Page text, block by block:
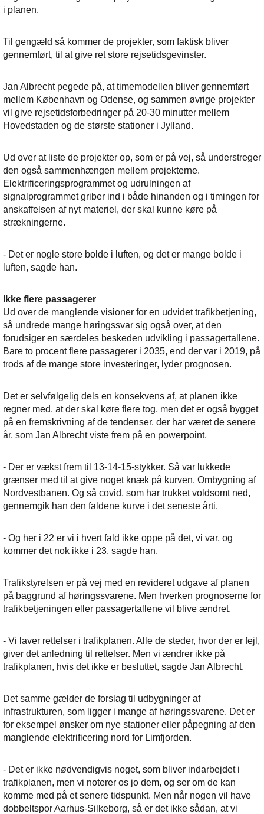
i planen.
Til gengæld så kommer de projekter, som faktisk bliver
gennemført, til at give ret store rejsetidsgevinster.
Jan Albrecht pegede på, at timemodellen bliver gennemført
mellem København og Odense, og sammen øvrige projekter
vil give rejsetidsforbedringer på 20-30 minutter mellem
Hovedstaden og de største stationer i Jylland.
Ud over at liste de projekter op, som er på vej, så understreger
den også sammenhængen mellem projekterne.
Elektrificeringsprogrammet og udrulningen af
signalprogrammet griber ind i både hinanden og i timingen for
anskaffelsen af nyt materiel, der skal kunne køre på
strækningerne.
- Det er nogle store bolde i luften, og det er mange bolde i
luften, sagde han.
Ikke flere passagerer
Ud over de manglende visioner for en udvidet trafikbetjening,
så undrede mange høringssvar sig også over, at den
forudsiger en særdeles beskeden udvikling i passagertallene.
Bare to procent flere passagerer i 2035, end der var i 2019, på
trods af de mange store investeringer, lyder prognosen.
Det er selvfølgelig dels en konsekvens af, at planen ikke
regner med, at der skal køre flere tog, men det er også bygget
på en fremskrivning af de tendenser, der har været de senere
år, som Jan Albrecht viste frem på en powerpoint.
- Der er vækst frem til 13-14-15-stykker. Så var lukkede
grænser med til at give noget knæk på kurven. Ombygning af
Nordvestbanen. Og så covid, som har trukket voldsomt ned,
gennemgik han den faldene kurve i det seneste årti.
- Og her i 22 er vi i hvert fald ikke oppe på det, vi var, og
kommer det nok ikke i 23, sagde han.
Trafikstyrelsen er på vej med en revideret udgave af planen
på baggrund af høringssvarene. Men hverken prognoserne for
trafikbetjeningen eller passagertallene vil blive ændret.
- Vi laver rettelser i trafikplanen. Alle de steder, hvor der er fejl,
giver det anledning til rettelser. Men vi ændrer ikke på
trafikplanen, hvis det ikke er besluttet, sagde Jan Albrecht.
Det samme gælder de forslag til udbygninger af
infrastrukturen, som ligger i mange af høringssvarene. Det er
for eksempel ønsker om nye stationer eller påpegning af den
manglende elektrificering nord for Limfjorden.
- Det er ikke nødvendigvis noget, som bliver indarbejdet i
trafikplanen, men vi noterer os jo dem, og ser om de kan
komme med på et senere tidspunkt. Men når nogen vil have
dobbeltspor Aarhus-Silkeborg, så er det ikke sådan, at vi